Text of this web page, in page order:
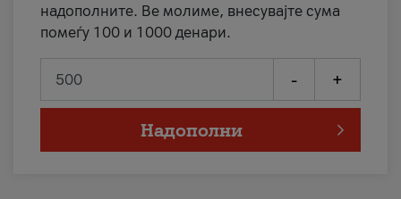
надополните. Ве молиме, внесувајте сума
помеѓу 100 и 1000 денари.
- +
Надополни